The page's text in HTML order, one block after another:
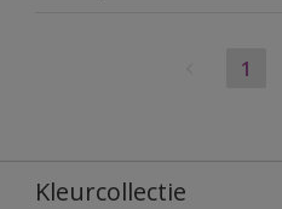
1
Kleurcollectie